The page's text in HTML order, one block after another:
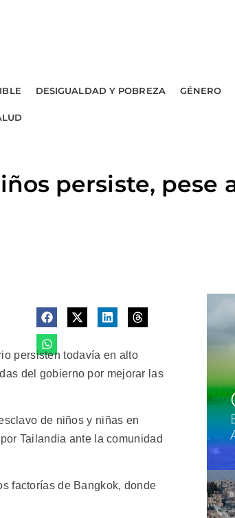
DESIGUALDAD Y POBREZA GÉNERO
persiste, pese
persisten todavía en alto
del gobierno por mejorar las
de niños y niñas en
Tailandia ante la comunidad
factorías de Bangkok, donde